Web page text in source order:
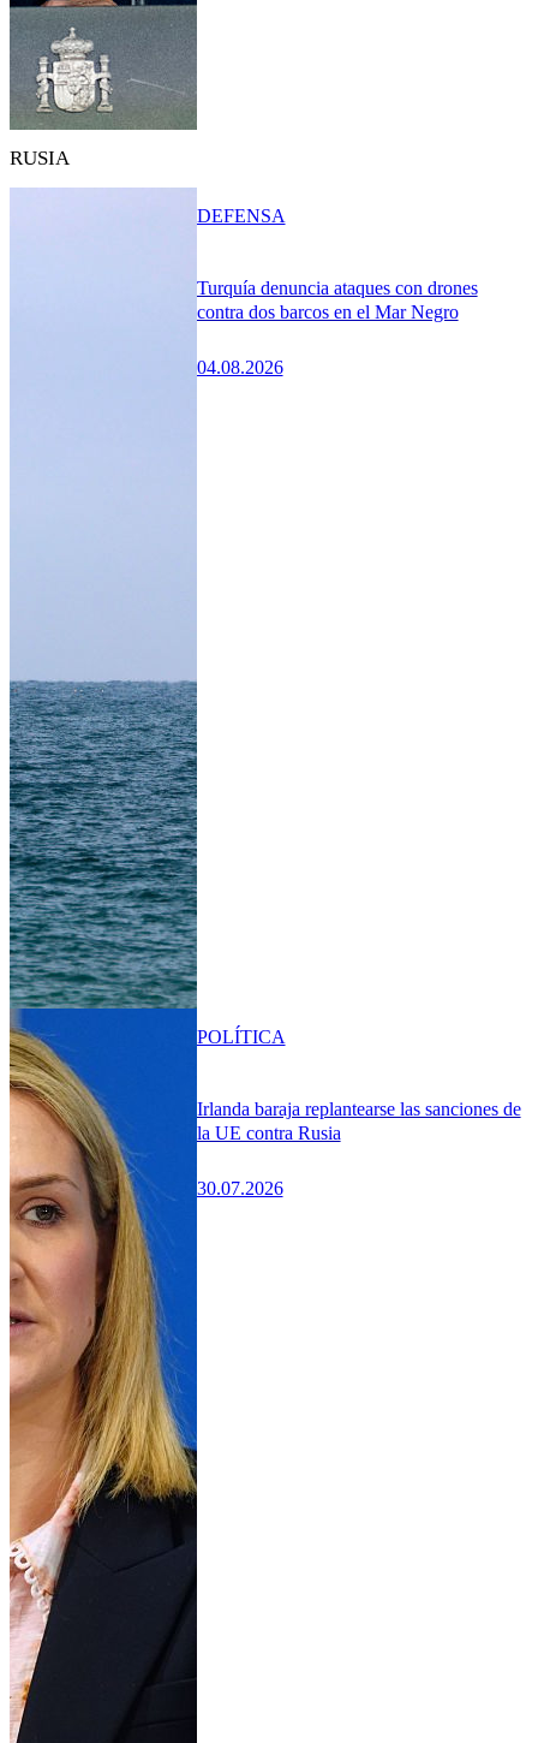
RUSIA
Turquía denuncia ataques con drones
contra dos barcos en el Mar Negro
04.08.2026
DEFENSA
Irlanda baraja replantearse las sanciones de
la UE contra Rusia
30.07.2026
POLÍTICA